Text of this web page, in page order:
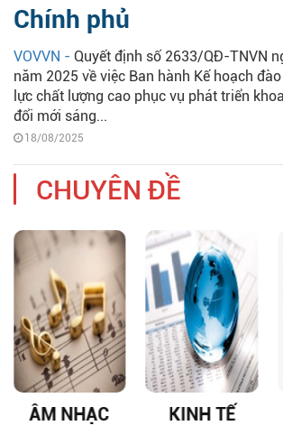
Chính phủ
VOVVN - Quyết định số 2633/QĐ-TNVN
năm 2025 về việc Ban hành Kế hoạch
lực chất lượng cao phục vụ phát triển
đổi mới sáng...
18/08/2025
CHUYÊN ĐỀ
ÂM NHẠC KINH TẾ